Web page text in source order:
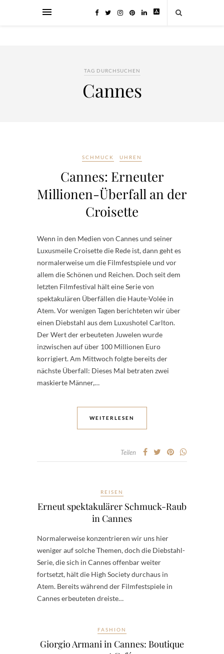
TAG DURCHSUCHEN
Cannes
SCHMUCK UHREN
Cannes: Erneuter
Millionen-Überfall an der
Croisette
Wenn in den Medien von Cannes und seiner
Luxusmeile Croisette die Rede ist, dann geht es
normalerweise um die Filmfestspiele und vor
allem die Schönen und Reichen. Doch seit dem
letzten Filmfestival hält eine Serie von
spektakulären Überfällen die Haute-Volée in
Atem. Vor wenigen Tagen berichteten wir über
einen Diebstahl aus dem Luxushotel Carlton.
Der Wert der erbeuteten Juwelen wurde
inzwischen auf über 100 Millionen Euro
korrigiert. Am Mittwoch folgte bereits der
nächste Überfall: Dieses Mal betraten zwei
maskierte Männer,…
WEITERLESEN
Teilen
REISEN
Erneut spektakulärer Schmuck-Raub
in Cannes
Normalerweise konzentrieren wir uns hier
weniger auf solche Themen, doch die Diebstahl-
Serie, die sich in Cannes offenbar weiter
fortsetzt, hält die High Society durchaus in
Atem. Bereits während der Filmfestspiele in
Cannes erbeuteten dreiste…
FASHION
Giorgio Armani in Cannes: Boutique